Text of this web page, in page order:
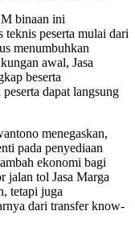
binaan ini
teknis peserta mulai dari
menumbuhkan
awal, Jasa
beserta
dapat langsung
menegaskan,
pada penyediaan
ekonomi bagi
jalan tol Jasa Marga
tetapi juga
dari transfer know-